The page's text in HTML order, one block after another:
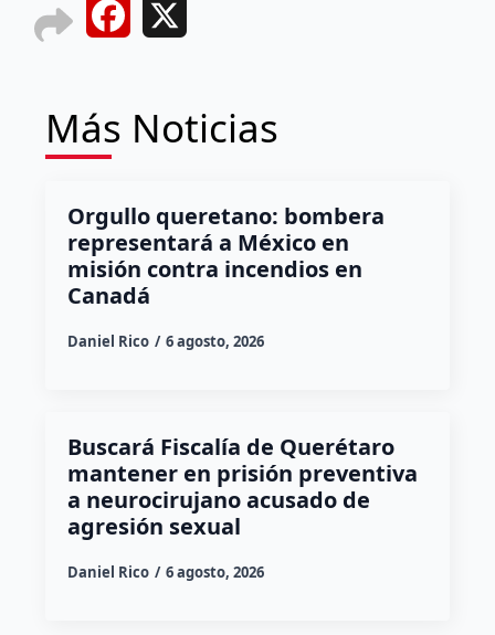
Facebook
Más Noticias
Orgullo queretano: bombera
representará a México en
misión contra incendios en
Canadá
Daniel Rico 6 agosto, 2026
Buscará Fiscalía de Querétaro
mantener en prisión preventiva
a neurocirujano acusado de
agresión sexual
Daniel Rico 6 agosto, 2026